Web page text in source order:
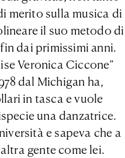
merito sulla musica di
il suo metodo di
dai primissimi anni.
Veronica Ciccone”
dal Michigan ha,
in tasca e vuole
una danzatrice.
e sapeva che a
gente come lei.